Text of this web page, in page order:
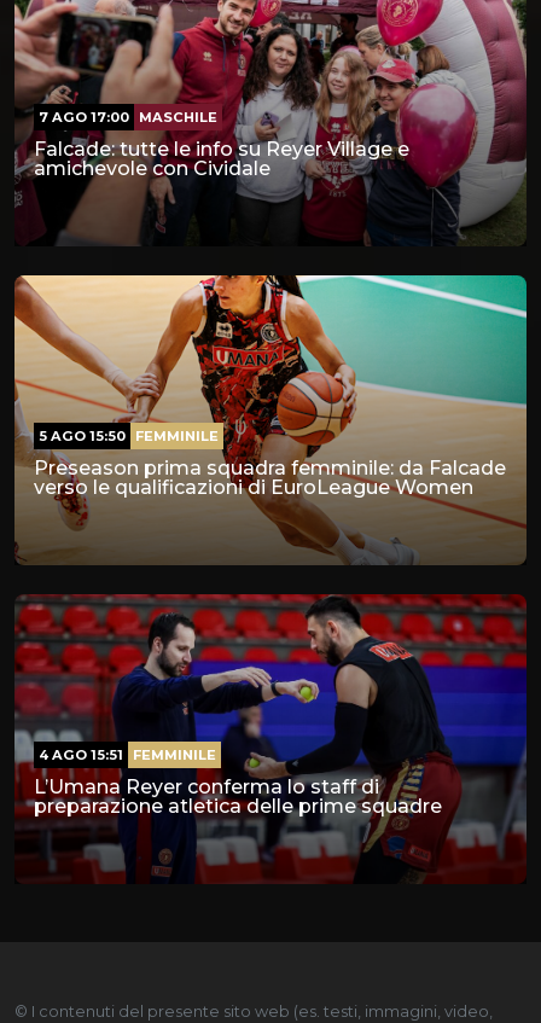
Falcade: tutte le info su Reyer Village e
amichevole con Cividale
7 AGO 17:00 MASCHILE
Preseason prima squadra femminile: da Falcade
verso le qualificazioni di EuroLeague Women
5 AGO 15:50 FEMMINILE
L’Umana Reyer conferma lo staff di
preparazione atletica delle prime squadre
4 AGO 15:51 FEMMINILE